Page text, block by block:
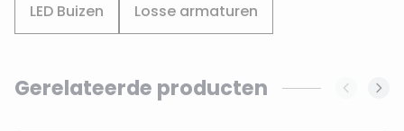
LED Buizen Losse armaturen
Navigating through the elements of the carousel is
Press to skip carousel
Gerelateerde producten